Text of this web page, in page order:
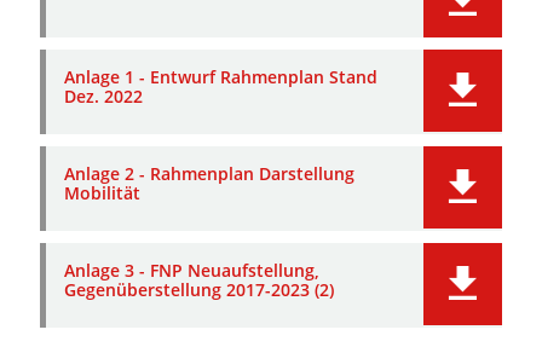
Anlage 1 - Entwurf Rahmenplan Stand
Dez. 2022
Anlage 2 - Rahmenplan Darstellung
Mobilität
Anlage 3 - FNP Neuaufstellung,
Gegenüberstellung 2017-2023 (2)